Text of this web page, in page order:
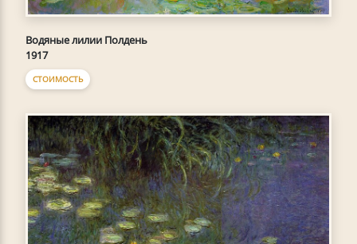
Водяные лилии Полдень
1917
СТОИМОСТЬ